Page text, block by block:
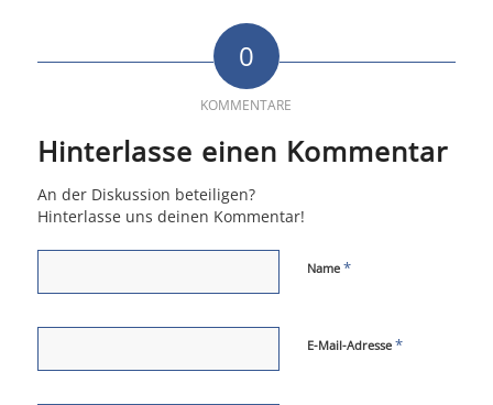
0
KOMMENTARE
Hinterlasse einen Kommentar
An der Diskussion beteiligen?
Hinterlasse uns deinen Kommentar!
Name *
E-Mail-Adresse *